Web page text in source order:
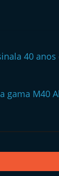
40
gama M40